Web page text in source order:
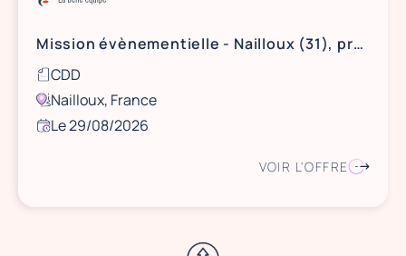
Mission évènementielle - Nailloux (31), proche Toulouse - Le 29 août 2026
CDD
Nailloux, France
Le 29/08/2026
VOIR L'OFFRE